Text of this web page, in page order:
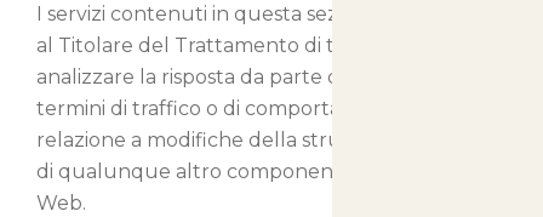
I servizi contenuti in questa sezione permettono
al Titolare del Trattamento di tener traccia ed
analizzare la risposta da parte dell’Utente, in
termini di traffico o di comportamento, in
relazione a modifiche della struttura, del testo o
di qualunque altro componente di Questo Sito
Web.